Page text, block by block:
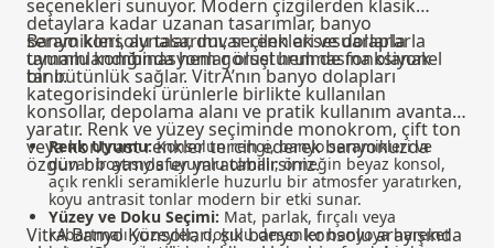
seçenekleri sunuyor. Modern çizgilerden klasik
detaylara kadar uzanan tasarımlar, banyo
seramikleri, aynalar, duvar renkleri ve dolaplarla
uyumlu kombinasyonlar oluşturulmasına olanak
tanır.
Banyo konsolu tasarımı, seçilen aksesuarlarla
tamamlandığında hem görsel hem de fonksiyonel
bir bütünlük sağlar. VitrA’nın banyo dolapları
kategorisindeki ürünlerle birlikte kullanılan
konsollar, depolama alanı ve pratik kullanım avantajı
yaratır. Renk ve yüzey seçiminde monokrom, çift ton
veya kontrast renkler tercih ederek banyonuzda
özgün bir atmosfer yaratabilirsiniz.
Renk Uyumu:Konsolun rengi, banyo seramikleri ve
duvar boyasıyla uyumlu olmalı; örneğin beyaz konsol,
açık renkli seramiklerle huzurlu bir atmosfer yaratırken,
koyu antrasit tonlar modern bir etki sunar.
Yüzey ve Doku Seçimi: Mat, parlak, fırçalı veya
kabartmalı yüzeyler; dokulu desenler banyoya hareket
VitrA Banyo Konsolları, şık banyo konsolu arayışında